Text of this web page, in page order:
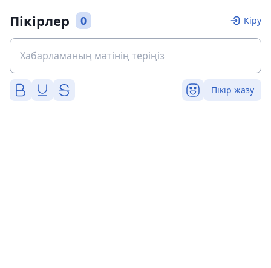
Пікірлер 0 Кіру
Пікір жазу